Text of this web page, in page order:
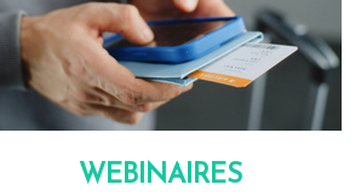
WEBINAIRES